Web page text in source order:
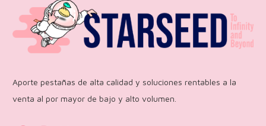
Aporte pestañas de alta calidad y soluciones rentables a la
venta al por mayor de bajo y alto volumen.